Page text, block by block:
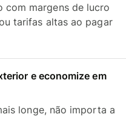
com margens de lucro
tarifas altas ao pagar
e economize em
longe, não importa a